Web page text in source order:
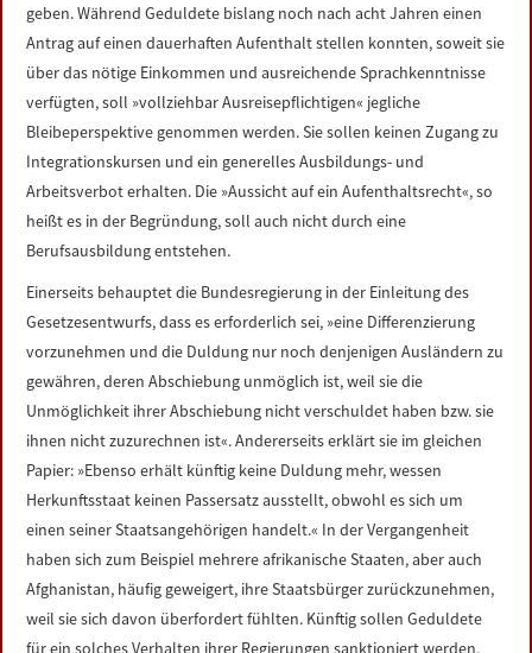
geben. Während Geduldete bislang noch nach acht Jahren einen
Antrag auf einen dauerhaften Aufenthalt stellen konnten, soweit sie
über das nötige Einkommen und ausreichende Sprachkenntnisse
verfügten, soll »vollziehbar Ausreisepflichtigen« jegliche
Bleibeperspektive genommen werden. Sie sollen keinen Zugang zu
Integrationskursen und ein generelles Ausbildungs- und
Arbeitsverbot erhalten. Die »Aussicht auf ein Aufenthaltsrecht«, so
heißt es in der Begründung, soll auch nicht durch eine
Berufsausbildung entstehen.
Einerseits behauptet die Bundesregierung in der Einleitung des
Gesetzesentwurfs, dass es erforderlich sei, »eine Differenzierung
vorzunehmen und die Duldung nur noch denjenigen Ausländern zu
gewähren, deren Abschiebung unmöglich ist, weil sie die
Unmöglichkeit ihrer Abschiebung nicht verschuldet haben bzw. sie
ihnen nicht zuzurechnen ist«. Andererseits erklärt sie im gleichen
Papier: »Ebenso erhält künftig keine Duldung mehr, wessen
Herkunftsstaat keinen Passersatz ausstellt, obwohl es sich um
einen seiner Staatsangehörigen handelt.« In der Vergangenheit
haben sich zum Beispiel mehrere afrikanische Staaten, aber auch
Afghanistan, häufig geweigert, ihre Staatsbürger zurückzunehmen,
weil sie sich davon überfordert fühlten. Künftig sollen Geduldete
für ein solches Verhalten ihrer Regierungen sanktioniert werden,